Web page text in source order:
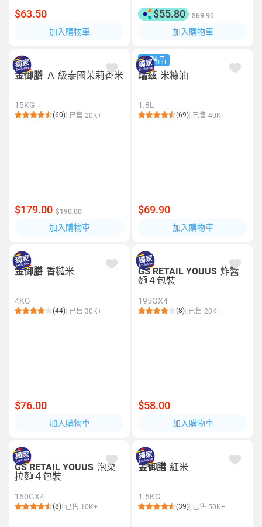
$63.50
加入購物車
$55.80 $69.90
加入購物車
金御膳 Ａ 級泰國茉莉香米
15KG
(60) 已售 20K+
$179.00 $190.00
加入購物車
送贈品
瑞茲 米糠油
1.8L
(69) 已售 40K+
$69.90
加入購物車
金御膳 香糙米
4KG
(44) 已售 30K+
$76.00
加入購物車
GS RETAIL YOUUS 炸醬
麵４包裝
195GX4
(8) 已售 20K+
$58.00
加入購物車
GS RETAIL YOUUS 泡菜
拉麵４包裝
160GX4
(8) 已售 10K+
金御膳 紅米
1.5KG
(39) 已售 50K+